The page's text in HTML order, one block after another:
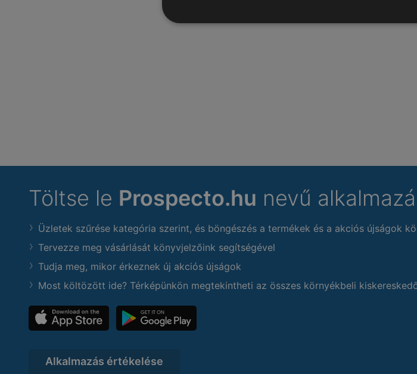
Töltse le Prospecto.hu nevű
Üzletek szűrése kategória szerint, és böngészés a termékek és a akciós újságok
Tervezze meg vásárlását könyvjelzőink segítségével
Tudja meg, mikor érkeznek új akciós újságok
Most költözött ide? Térképünkön megtekintheti az összes környékbeli
Alkalmazás értékelése